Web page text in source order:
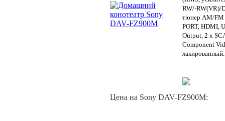
RW/-RW(VR)/
тюнер AM/FM
PORT, HDMI,
Output, 2 x
Component
лакированный.
Цена на Sony DAV-FZ900M: